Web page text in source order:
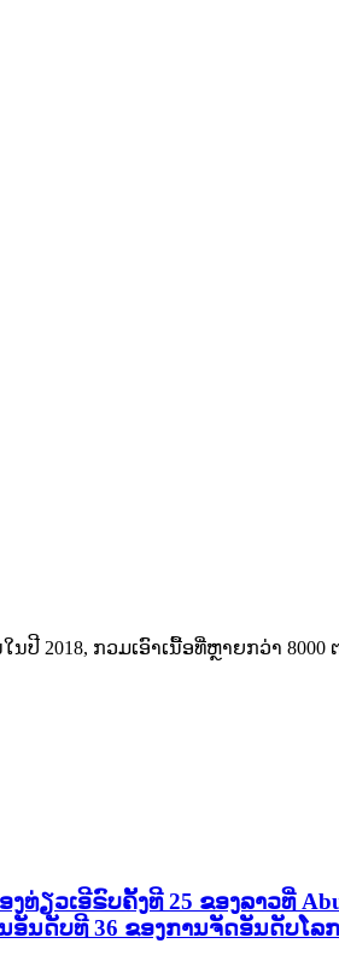
ນປີ 2018, ກວມເອົາເນື້ອທີ່ຫຼາຍກວ່າ
ທ່ຽວເອີຣົບຄັ້ງທີ 25 ຂອງລາວທີ່
ອັນດັບທີ 36 ຂອງການຈັດອັນດັບໂລ